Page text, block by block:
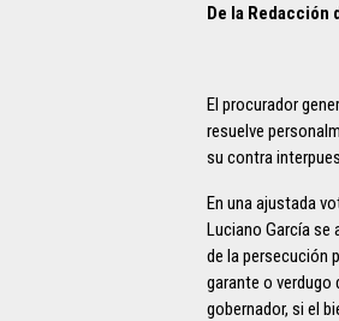
De la Redacción
El procurador
resuelve
su contra
En una ajustada
Luciano García se
de la persecución
garante o verdugo
gobernador, si el